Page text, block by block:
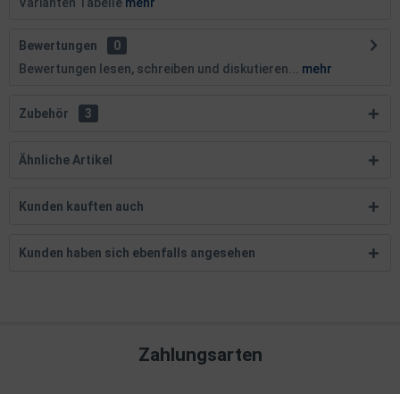
Bewertungen
0
Bewertungen lesen, schreiben und diskutieren...
mehr
Zubehör 3
Ähnliche Artikel
Kunden kauften auch
Kunden haben sich ebenfalls angesehen
Zahlungsarten